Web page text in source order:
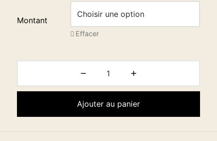
Montant
Effacer
Ajouter au panier